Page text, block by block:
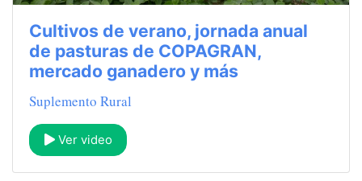
Cultivos de verano, jornada anual
de pasturas de COPAGRAN,
mercado ganadero y más
Suplemento Rural
Ver video